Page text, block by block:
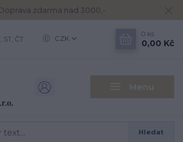
zdarma nad 3000,-
Menu
CZK
Hledat
ST, ČT:
0 ks
0,00 Kč